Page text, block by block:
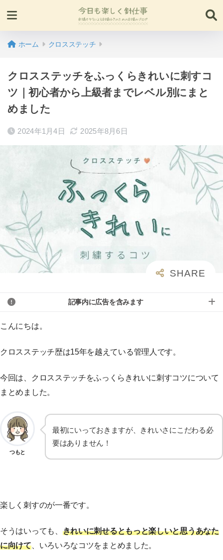
ホーム クロスステッチ
クロスステッチをふっくらきれいに刺すコ
ツ｜初心者から上級者までレベル別にまと
めました
2024年1月4日 2025年8月6日
記事内に広告を含みます
こんにちは。
クロスステッチ歴は15年を越えている管理人です。
今回は、クロスステッチをふっくらきれいに刺すコツについて
まとめました。
つもと
最初にいっておきますが、きれいさにこだわる必
要はありません！
楽しく刺すのが一番です。
そうはいっても、 きれいに刺せるともっと楽しいと思うあなた
に向けて、いろいろなコツをまとめました。